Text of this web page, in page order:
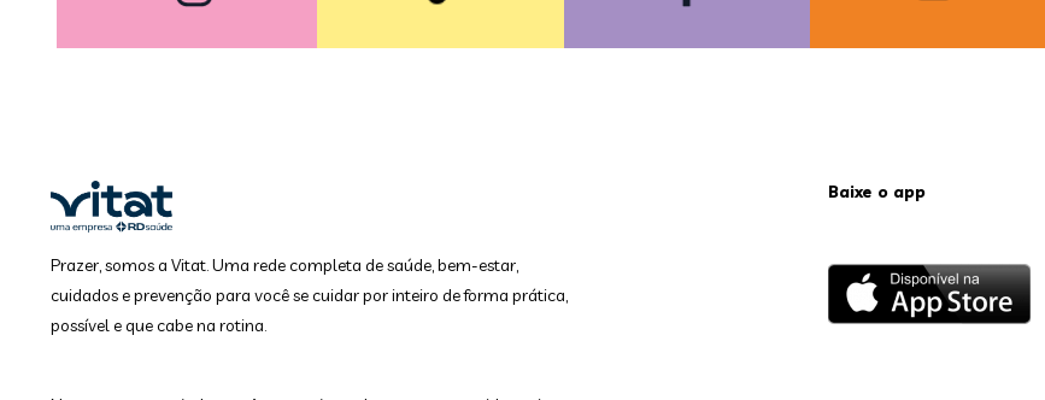
Prazer, somos a Vitat. Uma rede completa de saúde, bem-estar,
cuidados e prevenção para você se cuidar por inteiro de forma prática,
possível e que cabe na rotina.
Baixe o app